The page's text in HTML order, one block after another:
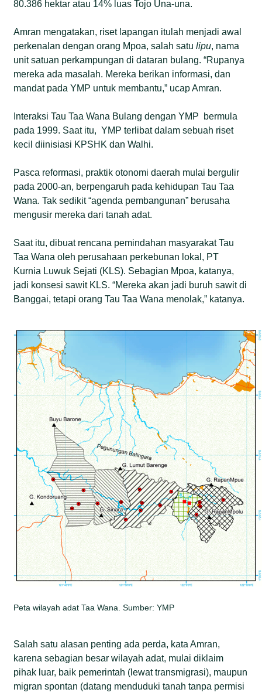
80.386 hektar atau 14% luas Tojo Una-una.
Amran mengatakan, riset lapangan itulah menjadi awal
perkenalan dengan orang Mpoa, salah satulipu, nama
unit satuan perkampungan di dataran bulang. “Rupanya
mereka ada masalah. Mereka berikan informasi, dan
mandat pada YMP untuk membantu,” ucap Amran.
Interaksi Tau Taa Wana Bulang dengan YMP bermula
pada 1999. Saat itu, YMP terlibat dalam sebuah riset
kecil diinisiasi KPSHK dan Walhi.
Pasca reformasi, praktik otonomi daerah mulai bergulir
pada 2000-an, berpengaruh pada kehidupan Tau Taa
Wana. Tak sedikit “agenda pembangunan” berusaha
mengusir mereka dari tanah adat.
Saat itu, dibuat rencana pemindahan masyarakat Tau
Taa Wana oleh perusahaan perkebunan lokal, PT
Kurnia Luwuk Sejati (KLS). Sebagian Mpoa, katanya,
jadi konsesi sawit KLS. “Mereka akan jadi buruh sawit di
Banggai, tetapi orang Tau Taa Wana menolak,” katanya.
Peta wilayah adat Taa Wana. Sumber: YMP
Salah satu alasan penting ada perda, kata Amran,
karena sebagian besar wilayah adat, mulai diklaim
pihak luar, baik pemerintah (lewat transmigrasi), maupun
migran spontan (datang menduduki tanah tanpa permisi